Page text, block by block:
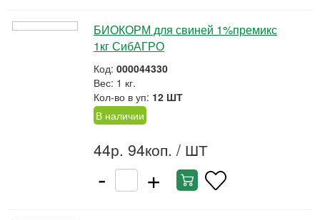
БИОКОРМ для свиней 1%премикс
1кг СибАГРО
Код: 000044330
Вес: 1 кг.
Кол-во в уп: 12 ШТ
В наличии
44р. 94коп. / ШТ
- +